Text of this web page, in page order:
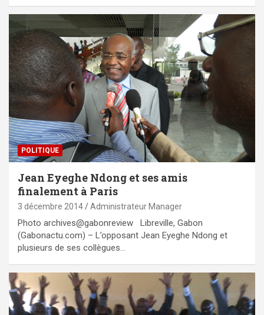
POLITIQUE
Jean Eyeghe Ndong et ses amis
finalement à Paris
3 décembre 2014 Administrateur Manager
Photo archives@gabonreview Libreville, Gabon
(Gabonactu.com) – L’opposant Jean Eyeghe Ndong et
plusieurs de ses collègues…